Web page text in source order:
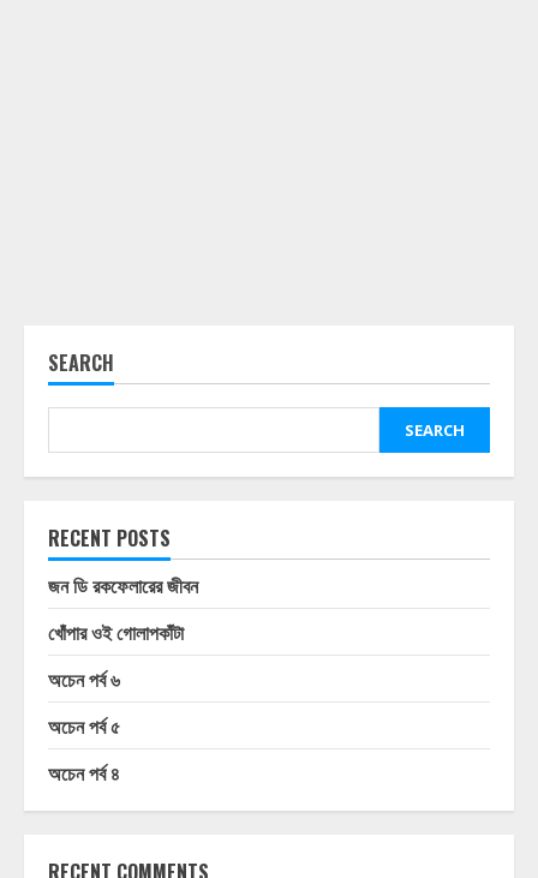
SEARCH
SEARCH
RECENT POSTS
জন ডি রকফেলারের জীবন
খোঁপার ওই গোলাপকাঁটা
অচেন পর্ব ৬
অচেন পর্ব ৫
অচেন পর্ব ৪
RECENT COMMENTS